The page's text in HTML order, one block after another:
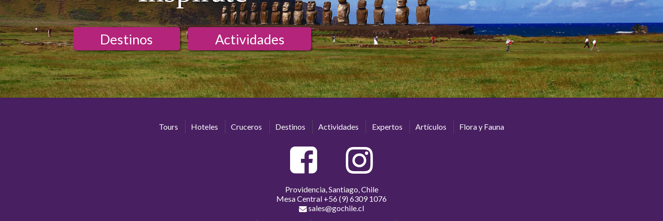
Destinos Actividades
Tours Hoteles Cruceros Destinos Actividades Expertos Artículos Flora y Fauna
Providencia, Santiago, Chile
Mesa Central +56 (9) 6309 1076
sales@gochile.cl